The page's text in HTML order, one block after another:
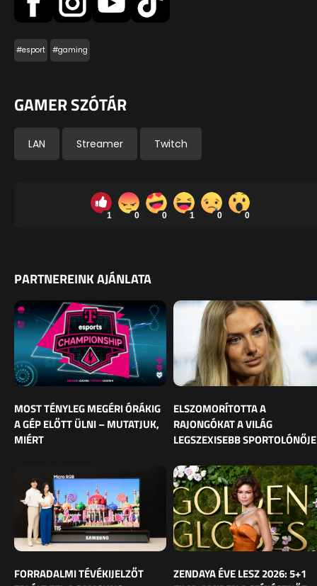
#esport #gaming
GAMER SZÓTÁR
LAN Streamer Twitch
1 0 0 1 0 0
PARTNEREINK AJÁNLATA
MOST TÉNYLEG MEGÉRI ÓRÁKIG
A GÉP ELŐTT ÜLNI – MUTATJUK,
MIÉRT
ELSZOMORÍTOTTA A
RAJONGÓKAT A VILÁG
LEGSZEXISEBB SPORTOLÓNŐJE
FORRADALMI TÉVÉKIJELZŐT
ZENDAYA ÉVE LESZ 2026: 5+1